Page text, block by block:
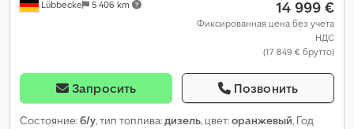
Lübbecke 5 406 km 14 999 €
Фиксированная цена без учета
НДС
(17 849 € брутто)
Запросить Позвонить
Состояние:б/у, тип топлива:дизель, цвет:оранжевый, Год